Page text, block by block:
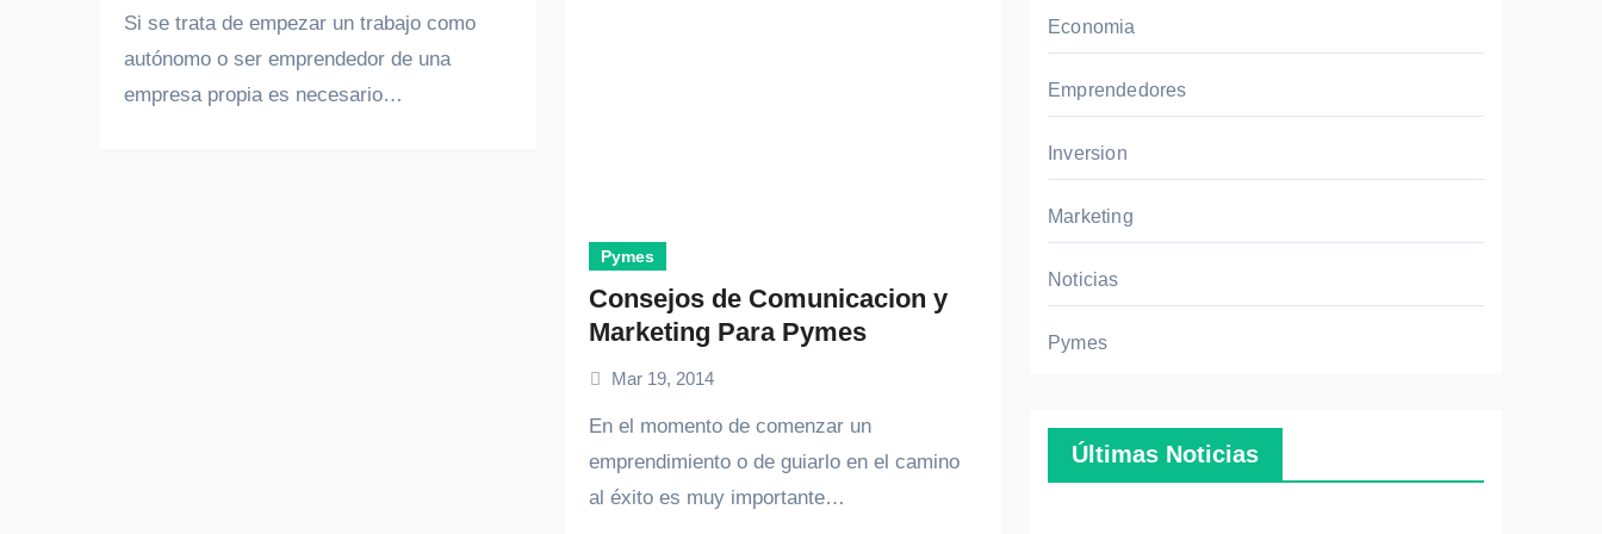
Si se trata de empezar un trabajo como
autónomo o ser emprendedor de una
empresa propia es necesario…
Pymes
Consejos de Comunicacion y
Marketing Para Pymes
Mar 19, 2014
En el momento de comenzar un
emprendimiento o de guiarlo en el camino
al éxito es muy importante…
Economia
Emprendedores
Inversion
Marketing
Noticias
Pymes
Últimas Noticias